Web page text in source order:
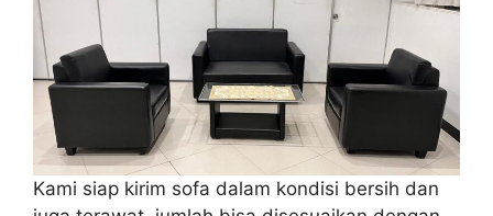
Kami siap kirim sofa dalam kondisi bersih dan